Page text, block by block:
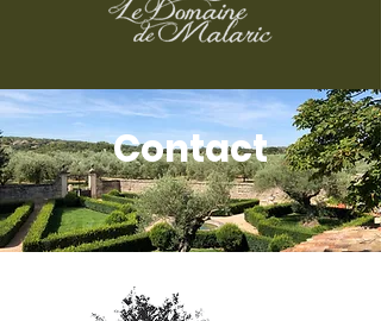
Contact